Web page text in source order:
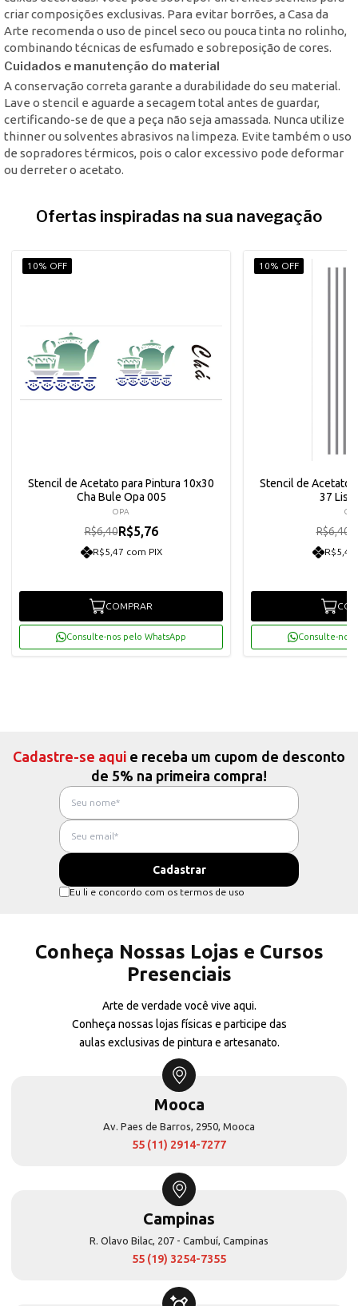
criar composições exclusivas. Para evitar borrões, a Casa da
Arte recomenda o uso de pincel seco ou pouca tinta no rolinho,
combinando técnicas de esfumado e sobreposição de cores.
Cuidados e manutenção do material
A conservação correta garante a durabilidade do seu material.
Lave o stencil e aguarde a secagem total antes de guardar,
certificando-se de que a peça não seja amassada. Nunca utilize
thinner ou solventes abrasivos na limpeza. Evite também o uso
de sopradores térmicos, pois o calor excessivo pode deformar
ou derreter o acetato.
Ofertas inspiradas na sua navegação
10% OFF
Stencil de Acetato para Pintura 10x30
Cha Bule Opa 005
OPA
R$6,40R$5,76
R$5,47 com PIX
COMPRAR
Consulte-nos pelo WhatsApp
10% OFF
Stencil de Acetato
37
R$6,40
R$5,47
Consulte-nos
Cadastre-se aqui e receba um cupom de desconto
de 5% na primeira compra!
Eu li e concordo com os termos de uso
Conheça Nossas Lojas e Cursos
Presenciais
Arte de verdade você vive aqui.
Conheça nossas lojas físicas e participe das
aulas exclusivas de pintura e artesanato.
Mooca
Av. Paes de Barros, 2950, Mooca
55 (11) 2914-7277
Campinas
R. Olavo Bilac, 207 - Cambuí, Campinas
55 (19) 3254-7355